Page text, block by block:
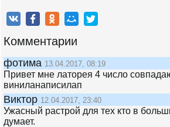
Комментарии
фотима 13.04.2017, 08:19
Привет мне латорея 4 число
виниланаписилап
Виктор 12.04.2017, 23:40
Ужасный растрой для тех кто в
думает.